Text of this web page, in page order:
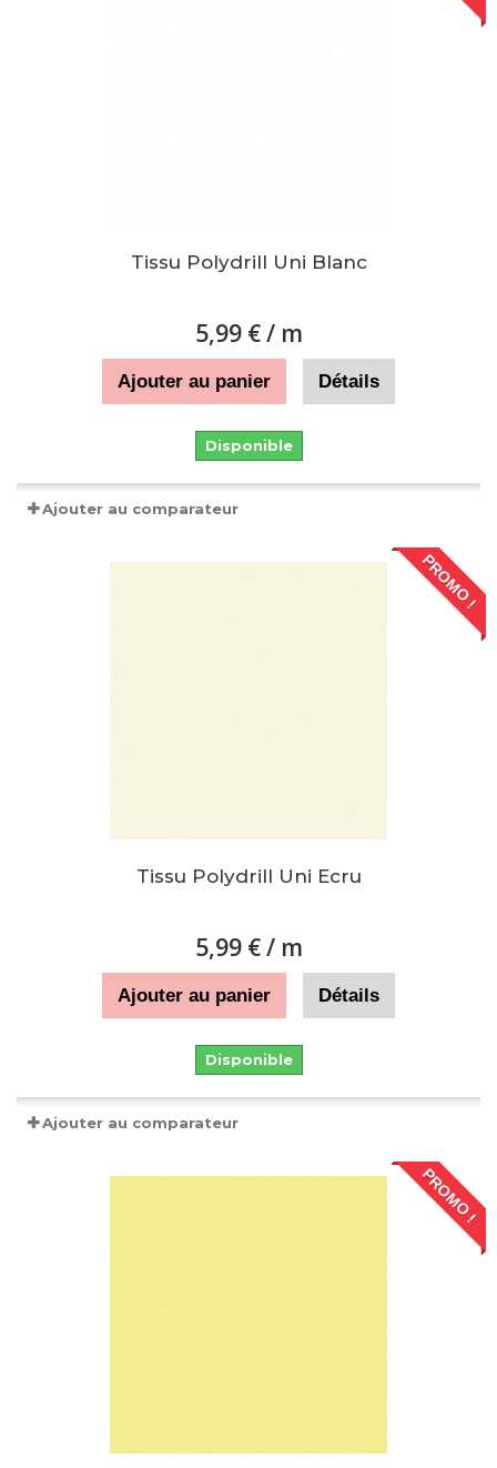
Tissu Polydrill Uni Blanc
5,99 €/ m
Ajouter au panier Détails
Disponible
Ajouter au comparateur
PROMO !
Tissu Polydrill Uni Ecru
5,99 €/ m
Ajouter au panier Détails
Disponible
Ajouter au comparateur
PROMO !